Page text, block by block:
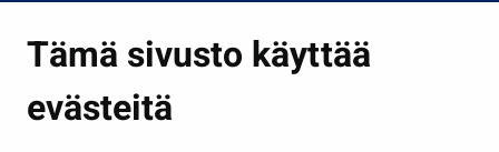
Tämä sivusto käyttää
evästeitä
Kasvatus ja opetus
Kulttuuri ja liikunta